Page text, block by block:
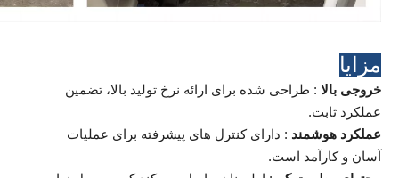
مزایا
خروجی بالا : طراحی شده برای ارائه نرخ تولید بالا، تضمین
عملکرد ثابت.
عملکرد هوشمند : دارای کنترل های پیشرفته برای عملیات
آسان و کارآمد است.